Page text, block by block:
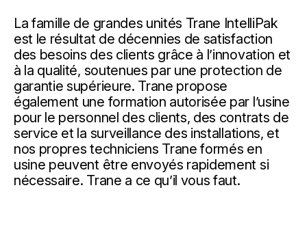
La famille de grandes unités Trane IntelliPak
est le résultat de décennies de satisfaction
des besoins des clients grâce à l’innovation et
à la qualité, soutenues par une protection de
garantie supérieure. Trane propose
également une formation autorisée par l’usine
pour le personnel des clients, des contrats de
service et la surveillance des installations, et
nos propres techniciens Trane formés en
usine peuvent être envoyés rapidement si
nécessaire. Trane a ce qu’il vous faut.